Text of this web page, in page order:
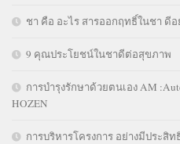
ชา คือ อะไร สารออกฤทธิ์ในชา ดีอ
9 คุณประโยชน์ในชาดีต่อสุขภาพ
การบำรุงรักษาด้วยตนเอง AM
HOZEN
การบริหารโครงการ อย่างมีประสิ